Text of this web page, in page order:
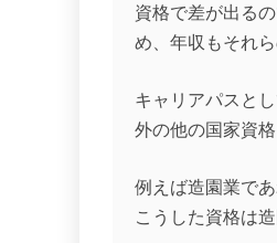
資格で差が出る
め、年収もそれ
キャリアパスと
外の他の国家資
例えば造園業で
こうした資格は